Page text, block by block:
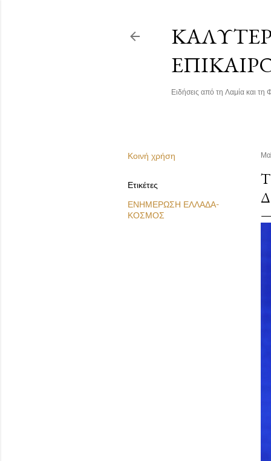
Ειδήσεις από τη Λαμία και τη
Κοινή χρήση
Ετικέτες
ΕΝΗΜΕΡΩΣΗ ΕΛΛΑΔΑ-
ΚΟΣΜΟΣ